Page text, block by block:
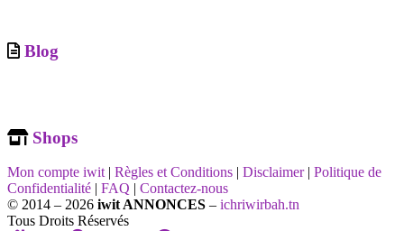
Blog
Shops
Mon compte iwit | Règles et Conditions | Disclaimer | Politique de
Confidentialité | FAQ | Contactez-nous
© 2014 – 2026 iwit ANNONCES – ichriwirbah.tn
Tous Droits Réservés